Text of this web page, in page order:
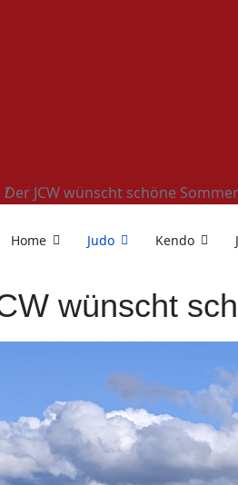
Der JCW wünscht schöne
Home Judo Kendo
wünscht